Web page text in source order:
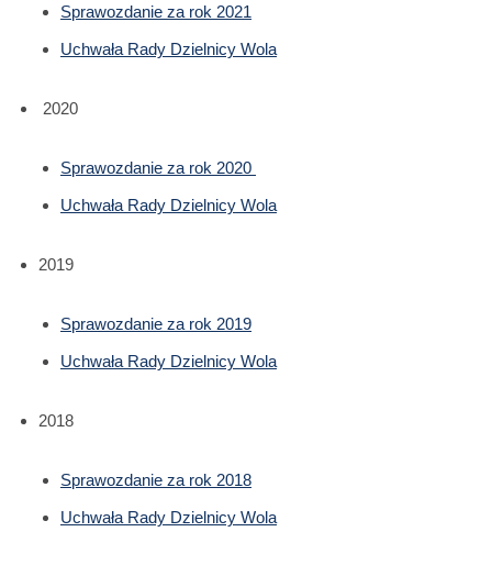
Sprawozdanie za rok 2021
Uchwała Rady Dzielnicy Wola
2020
Sprawozdanie za rok 2020
Uchwała Rady Dzielnicy Wola
2019
Sprawozdanie za rok 2019
Uchwała Rady Dzielnicy Wola
2018
Sprawozdanie za rok 2018
Uchwała Rady Dzielnicy Wola